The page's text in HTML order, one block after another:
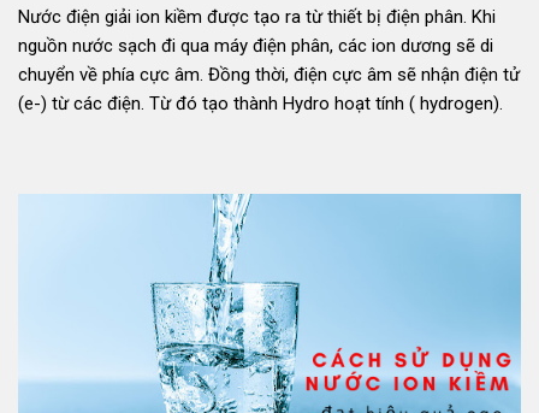
Nước điện giải ion kiềm được tạo ra từ thiết bị điện phân. Khi
nguồn nước sạch đi qua máy điện phân, các ion dương sẽ di
chuyển về phía cực âm. Đồng thời, điện cực âm sẽ nhận điện tử
(e-) từ các điện. Từ đó tạo thành Hydro hoạt tính ( hydrogen).